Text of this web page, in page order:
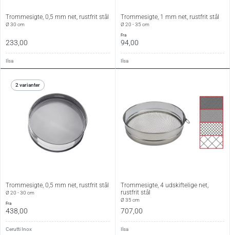
Trommesigte, 0,5 mm net, rustfrit stål
Ø 30 cm
233,00
Ilsa
Trommesigte, 1 mm net, rustfrit stål
Ø 20 - 35 cm
fra
94,00
Ilsa
2 varianter
Trommesigte, 0,5 mm net, rustfrit stål
Ø 20 - 30 cm
fra
438,00
Cerutti Inox
Trommesigte, 4 udskiftelige net,
rustfrit stål
Ø 35 cm
707,00
Ilsa